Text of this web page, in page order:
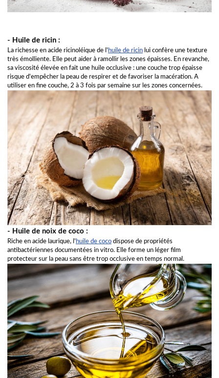
- Huile de ricin :
La richesse en acide ricinoléique de l' huile de ricin lui confère une texture
très émolliente. Elle peut aider à ramollir les zones épaisses. En revanche,
sa viscosité élevée en fait une huile occlusive : une couche trop épaisse
risque d'empêcher la peau de respirer et de favoriser la macération. A
utiliser en fine couche, 2 à 3 fois par semaine sur les zones concernées.
- Huile de noix de coco :
Riche en acide laurique, l' huile de coco dispose de propriétés
antibactériennes documentées in vitro. Elle forme un léger film
protecteur sur la peau sans être trop occlusive en temps normal.